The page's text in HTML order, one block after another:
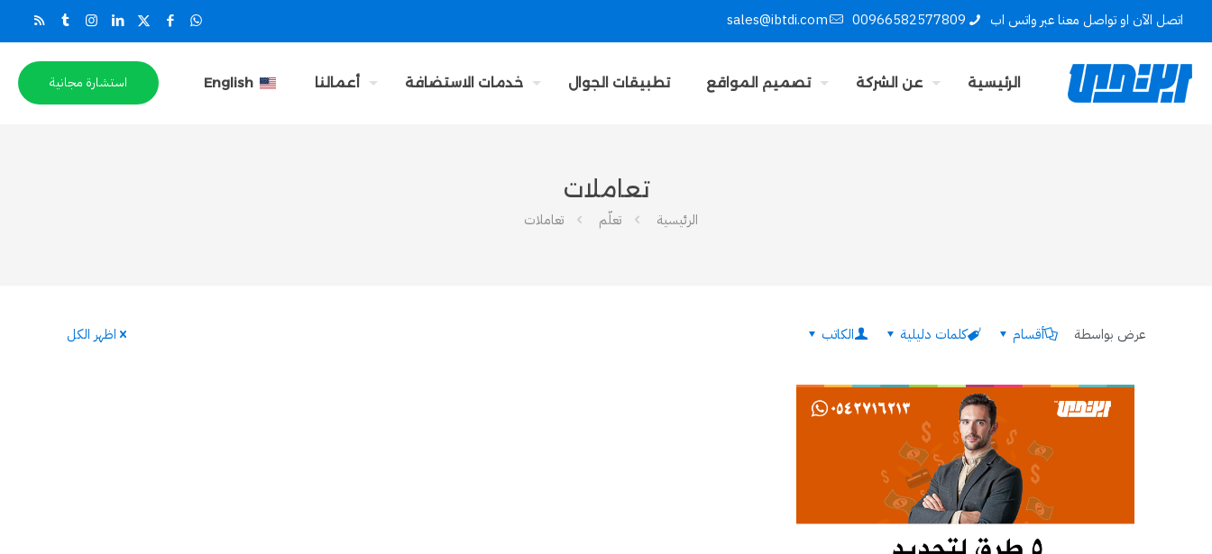
اتصل الآن او تواصل معنا عبر واتس اب 00966582577809
sales@ibtdi.com
الرئيسية عن الشركة تصميم المواقع تطبيقات الجوال خدمات الاستضافة أعمالنا English استشارة مجانية
تعاملات
الرئيسية تعلّم تعاملات
عرض بواسطة أقسام كلمات دليلية الكاتب اظهر الكل